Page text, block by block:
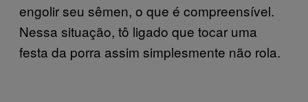
engolir seu sêmen, o que é compreensível.
Nessa situação, tô ligado que tocar uma
festa da porra assim simplesmente não rola.